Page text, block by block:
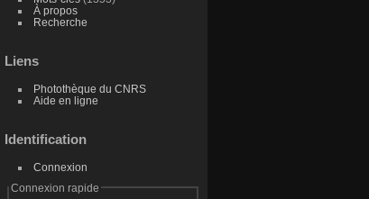
À propos
Recherche
Liens
Photothèque du CNRS
Aide en ligne
Identification
Connexion
Connexion rapide